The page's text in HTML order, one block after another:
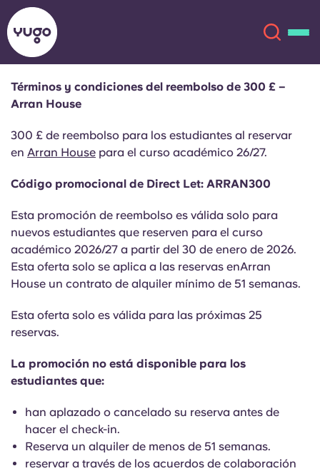
Acerca de
Ubicaciones
Más
English (US)
Chinese
Español
Elige un país
Elige una ciudad
Elige una residencia
Iniciar sesión
English (US)
Chinese Español
Català Deutsch
Italian French
Términos y condiciones del reembolso de 300 £ –
Arran House
300 £ de reembolso para los estudiantes al reservar
en Arran House para el curso académico 26/27.
Código promocional de Direct Let: ARRAN300
Esta promoción de reembolso es válida solo para
nuevos estudiantes que reserven para el curso
académico 2026/27 a partir del 30 de enero de 2026.
Esta oferta solo se aplica a las reservas enArran
House un contrato de alquiler mínimo de 51 semanas.
Esta oferta solo es válida para las próximas 25
reservas.
La promoción no está disponible para los
estudiantes que:
han aplazado o cancelado su reserva antes de
hacer el check-in.
Reserva un alquiler de menos de 51 semanas.
reservar a través de los acuerdos de colaboración